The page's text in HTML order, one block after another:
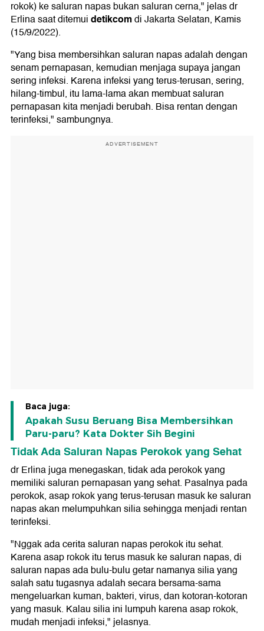
rokok) ke saluran napas bukan saluran cerna," jelas dr
Erlina saat ditemuidetikcomdi Jakarta Selatan, Kamis
(15/9/2022).
"Yang bisa membersihkan saluran napas adalah dengan
senam pernapasan, kemudian menjaga supaya jangan
sering infeksi. Karena infeksi yang terus-terusan, sering,
hilang-timbul, itu lama-lama akan membuat saluran
pernapasan kita menjadi berubah. Bisa rentan dengan
terinfeksi," sambungnya.
ADVERTISEMENT
Baca juga:
Apakah Susu Beruang Bisa Membersihkan
Paru-paru? Kata Dokter Sih Begini
Tidak Ada Saluran Napas Perokok yang Sehat
dr Erlina juga menegaskan, tidak ada perokok yang
memiliki saluran pernapasan yang sehat. Pasalnya pada
perokok, asap rokok yang terus-terusan masuk ke saluran
napas akan melumpuhkan silia sehingga menjadi rentan
terinfeksi.
"Nggak ada cerita saluran napas perokok itu sehat.
Karena asap rokok itu terus masuk ke saluran napas, di
saluran napas ada bulu-bulu getar namanya silia yang
salah satu tugasnya adalah secara bersama-sama
mengeluarkan kuman, bakteri, virus, dan kotoran-kotoran
yang masuk. Kalau silia ini lumpuh karena asap rokok,
mudah menjadi infeksi," jelasnya.